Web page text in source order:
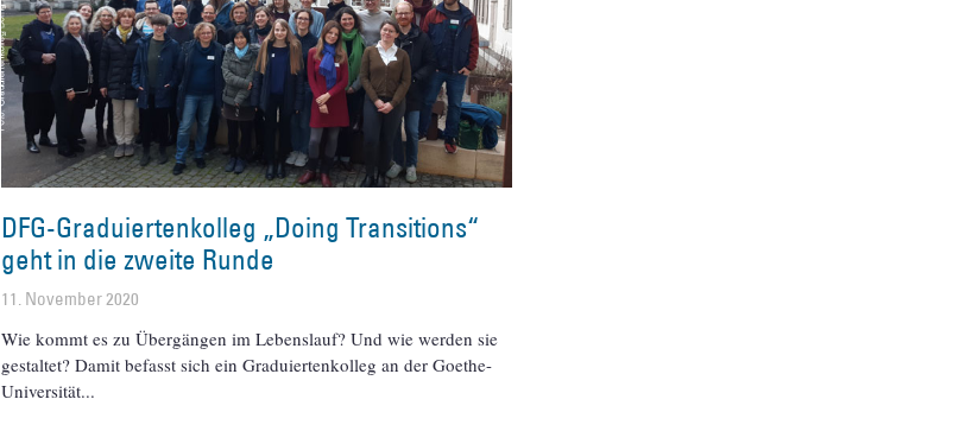
DFG-Graduiertenkolleg „Doing Transitions“
geht in die zweite Runde
11. November 2020
Wie kommt es zu Übergängen im Lebenslauf? Und wie werden sie
gestaltet? Damit befasst sich ein Graduiertenkolleg an der Goethe-
Universität